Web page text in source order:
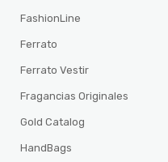
FashionLine
Ferrato
Ferrato Vestir
Fragancias Originales
Gold Catalog
HandBags